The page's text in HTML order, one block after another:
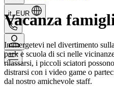
it, EUR
Vacanza
Immergetevi nel divertimento
park e scuola di sci nelle
rilassarsi, i piccoli sciatori
distrarsi con i video game o
dal nostro amichevole staff.